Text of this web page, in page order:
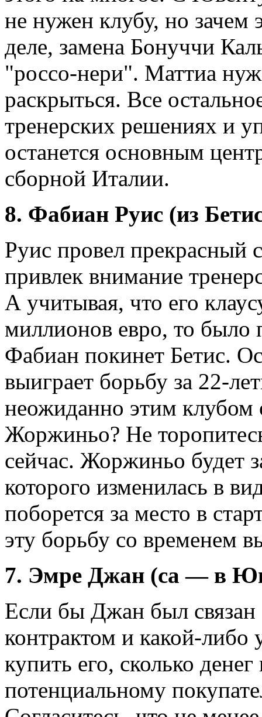
не нужен клубу, но
деле, замена Бонуччи
"россо-нери". Маттиа
раскрыться. Все
тренерских решениях и
останется основным
сборной Италии.
8. Фабиан Руис (из
Руис провел прекрасный
привлек внимание
А учитывая, что его
миллионов евро, то было
Фабиан покинет Бетис.
выиграет борьбу за 22-
неожиданно этим клубом
Жоржиньо? Не
сейчас. Жоржиньо будет
которого изменилась в
поборется за место в
эту борьбу со временем
7. Эмре Джан (са — в
Если бы Джан был
контрактом и какой-либо
купить его, сколько
потенциальному